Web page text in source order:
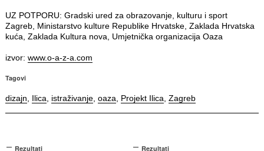
UZ POTPORU: Gradski ured za obrazovanje, kulturu i sport
Zagreb, Ministarstvo kulture Republike Hrvatske, Zaklada Hrvatska
kuća, Zaklada Kultura nova, Umjetnička organizacija Oaza
izvor: www.o-a-z-a.com
Tagovi
dizajn Ilica istraživanje, oaza Projekt Ilica Zagreb
Rezultati Rezultati